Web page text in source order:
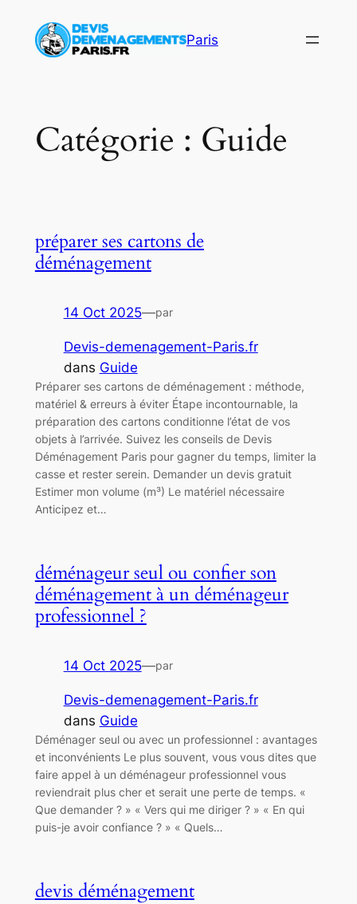
contenu
Paris
Catégorie : Guide
préparer ses cartons de
déménagement
14 Oct 2025—par
Devis-demenagement-Paris.fr
dans Guide
Préparer ses cartons de déménagement : méthode,
matériel & erreurs à éviter Étape incontournable, la
préparation des cartons conditionne l’état de vos
objets à l’arrivée. Suivez les conseils de Devis
Déménagement Paris pour gagner du temps, limiter la
casse et rester serein. Demander un devis gratuit
Estimer mon volume (m³) Le matériel nécessaire
Anticipez et…
déménageur seul ou confier son
déménagement à un déménageur
professionnel ?
14 Oct 2025—par
Devis-demenagement-Paris.fr
dans Guide
Déménager seul ou avec un professionnel : avantages
et inconvénients Le plus souvent, vous vous dites que
faire appel à un déménageur professionnel vous
reviendrait plus cher et serait une perte de temps. «
Que demander ? » « Vers qui me diriger ? » « En qui
puis-je avoir confiance ? » « Quels…
devis déménagement